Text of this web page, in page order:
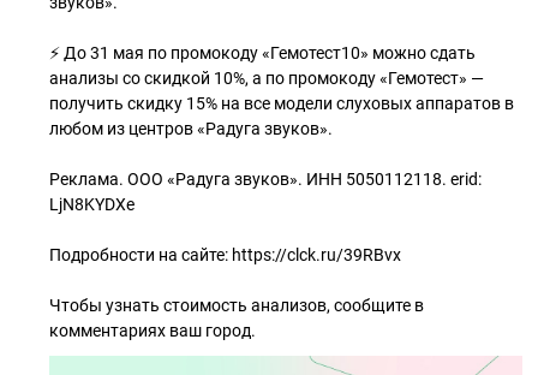
⚡ До 31 мая по промокоду «Гемотест10» можно сдать
анализы со скидкой 10%, а по промокоду «Гемотест» —
получить скидку 15% на все модели слуховых аппаратов в
любом из центров «Радуга звуков».
Реклама. ООО «Радуга звуков». ИНН 5050112118. erid:
LjN8KYDXe
Подробности на сайте: https://clck.ru/39RBvx
Чтобы узнать стоимость анализов, сообщите в
комментариях ваш город.